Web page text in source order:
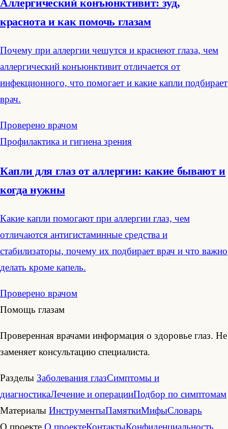
Аллергический конъюнктивит: зуд,
краснота и как помочь глазам
Почему при аллергии чешутся и краснеют глаза, чем
аллергический конъюнктивит отличается от
инфекционного, что помогает и какие капли подбирает
врач.
Проверено врачом
Профилактика и гигиена зрения
Капли для глаз от аллергии: какие бывают и
когда нужны
Какие капли помогают при аллергии глаз, чем
отличаются антигистаминные средства и
стабилизаторы, почему их подбирает врач и что важно
делать кроме капель.
Проверено врачом
Помощь глазам
Проверенная врачами информация о здоровье глаз. Не
заменяет консультацию специалиста.
Разделы Заболевания глазСимптомы и
диагностикаЛечение и операцииПодбор по симптомам
Материалы ИнструментыПамяткиМифыСловарь
О проекте О проектеКонтактыКонфиденциальность